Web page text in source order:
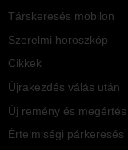
Társkeresés mobilon
Szerelmi horoszkóp
Cikkek
Újrakezdés válás után
Új remény és megértés
Értelmiségi párkeresés